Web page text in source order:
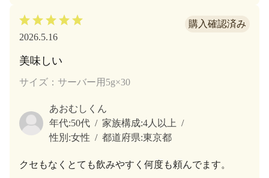
2026.5.16
美味しい
サイズ：サーバー用5g×30
あおむしくん
年代:50代 家族構成:4人以上
性別:女性 都道府県:東京都
クセもなくとても飲みやすく何度も頼んでます。